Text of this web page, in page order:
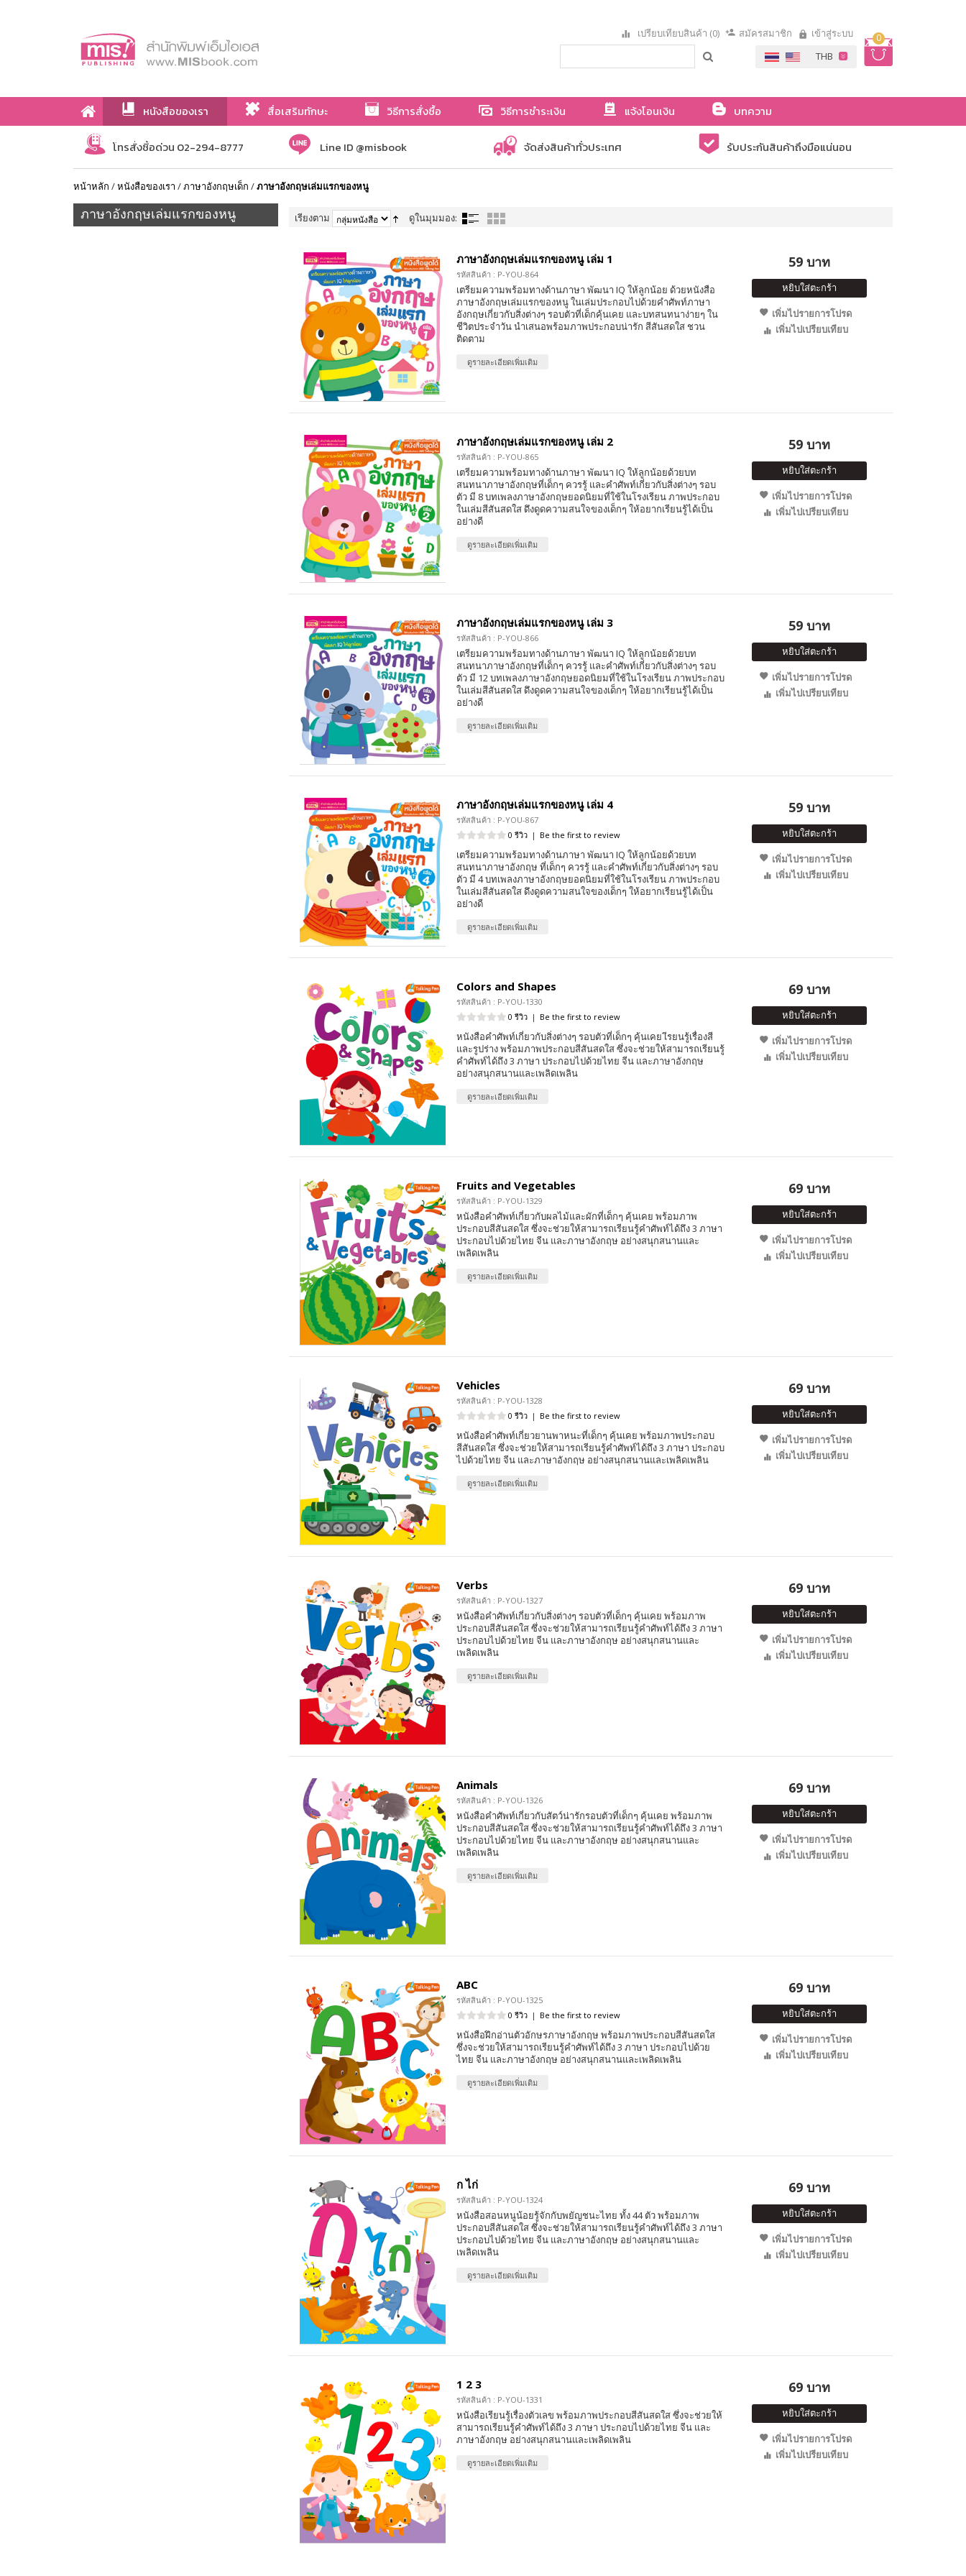
0
เปรียบเทียบสินค้า (0) สมัครสมาชิก เข้าสู่ระบบ
หนังสือของเรา สื่อเสริมทักษะ วิธีการสั่งซื้อ วิธีการชำระเงิน แจ้งโอนเงิน
บทความ
เกี่ยวกับเรา
โทรสั่งซื้อด่วน 02-294-8777 Line ID @misbook จัดส่งสินค้าทั่วประเทศ รับประกันสินค้าถึงมือแน่นอน
หน้าหลัก /หนังสือของเรา /ภาษาอังกฤษเด็ก /ภาษาอังกฤษเล่มแรกของหนู
ภาษาอังกฤษเล่มแรกของหนู เรียงตาม ดูในมุมมอง:
ภาษาอังกฤษเล่มแรกของหนู เล่ม 1
รหัสสินค้า : P-YOU-864
เตรียมความพร้อมทางด้านภาษา พัฒนา IQ ให้ลูกน้อย ด้วยหนังสือ
ภาษาอังกฤษเล่มแรกของหนู ในเล่มประกอบไปด้วยคำศัพท์ภาษา
อังกฤษเกี่ยวกับสิ่งต่างๆ รอบตัวที่เด็กคุ้นเคย และบทสนทนาง่ายๆ ใน
ชีวิตประจำวัน นำเสนอพร้อมภาพประกอบน่ารัก สีสันสดใส ชวน
ติดตาม
ดูรายละเอียดเพิ่มเติม
59 บาท
หยิบใส่ตะกร้า
เพิ่มไปรายการโปรด
เพิ่มไปเปรียบเทียบ
ภาษาอังกฤษเล่มแรกของหนู เล่ม 2
รหัสสินค้า : P-YOU-865
เตรียมความพร้อมทางด้านภาษา พัฒนา IQ ให้ลูกน้อยด้วยบท
สนทนาภาษาอังกฤษที่เด็กๆ ควรรู้ และคำศัพท์เกี่ยวกับสิ่งต่างๆ รอบ
ตัว มี 8 บทเพลงภาษาอังกฤษยอดนิยมที่ใช้ในโรงเรียน ภาพประกอบ
ในเล่มสีสันสดใส ดึงดูดความสนใจของเด็กๆ ให้อยากเรียนรู้ได้เป็น
อย่างดี
ดูรายละเอียดเพิ่มเติม
59 บาท
หยิบใส่ตะกร้า
เพิ่มไปรายการโปรด
เพิ่มไปเปรียบเทียบ
ภาษาอังกฤษเล่มแรกของหนู เล่ม 3
รหัสสินค้า : P-YOU-866
เตรียมความพร้อมทางด้านภาษา พัฒนา IQ ให้ลูกน้อยด้วยบท
สนทนาภาษาอังกฤษที่เด็กๆ ควรรู้ และคำศัพท์เกี่ยวกับสิ่งต่างๆ รอบ
ตัว มี 12 บทเพลงภาษาอังกฤษยอดนิยมที่ใช้ในโรงเรียน ภาพประกอบ
ในเล่มสีสันสดใส ดึงดูดความสนใจของเด็กๆ ให้อยากเรียนรู้ได้เป็น
อย่างดี
ดูรายละเอียดเพิ่มเติม
59 บาท
หยิบใส่ตะกร้า
เพิ่มไปรายการโปรด
เพิ่มไปเปรียบเทียบ
ภาษาอังกฤษเล่มแรกของหนู เล่ม 4
รหัสสินค้า : P-YOU-867
0 รีวิว | Be the first to review
เตรียมความพร้อมทางด้านภาษา พัฒนา IQ ให้ลูกน้อยด้วยบท
สนทนาภาษาอังกฤษ ที่เด็กๆ ควรรู้ และคำศัพท์เกี่ยวกับสิ่งต่างๆ รอบ
ตัว มี 4 บทเพลงภาษาอังกฤษยอดนิยมที่ใช้ในโรงเรียน ภาพประกอบ
ในเล่มสีสันสดใส ดึงดูดความสนใจของเด็กๆ ให้อยากเรียนรู้ได้เป็น
อย่างดี
ดูรายละเอียดเพิ่มเติม
59 บาท
หยิบใส่ตะกร้า
เพิ่มไปรายการโปรด
เพิ่มไปเปรียบเทียบ
Colors and Shapes
รหัสสินค้า : P-YOU-1330
0 รีวิว | Be the first to review
หนังสือคำศัพท์เกี่ยวกับสิ่งต่างๆ รอบตัวที่เด็กๆ คุ้นเคย เีรยนรู้เรื่องสี
และรูปร่าง พร้อมภาพประกอบสีสันสดใส ซึ่งจะช่วยให้สามารถเรียนรู้
คำศัพท์ได้ถึง 3 ภาษา ประกอบไปด้วยไทย จีน และภาษาอังกฤษ
อย่างสนุกสนานและเพลิดเพลิน
ดูรายละเอียดเพิ่มเติม
69 บาท
หยิบใส่ตะกร้า
เพิ่มไปรายการโปรด
เพิ่มไปเปรียบเทียบ
Fruits and Vegetables
รหัสสินค้า : P-YOU-1329
หนังสือคำศัพท์เกี่ยวกับผลไม้และผักที่เด็กๆ คุ้นเคย พร้อมภาพ
ประกอบสีสันสดใส ซึ่งจะช่วยให้สามารถเรียนรู้คำศัพท์ได้ถึง 3 ภาษา
ประกอบไปด้วยไทย จีน และภาษาอังกฤษ อย่างสนุกสนานและ
เพลิดเพลิน
ดูรายละเอียดเพิ่มเติม
69 บาท
หยิบใส่ตะกร้า
เพิ่มไปรายการโปรด
เพิ่มไปเปรียบเทียบ
Vehicles
รหัสสินค้า : P-YOU-1328
0 รีวิว | Be the first to review
หนังสือคำศัพท์เกี่ยวยานพาหนะที่เด็กๆ คุ้นเคย พร้อมภาพประกอบ
สีสันสดใส ซึ่งจะช่วยให้สามารถเรียนรู้คำศัพท์ได้ถึง 3 ภาษา ประกอบ
ไปด้วยไทย จีน และภาษาอังกฤษ อย่างสนุกสนานและเพลิดเพลิน
ดูรายละเอียดเพิ่มเติม
69 บาท
หยิบใส่ตะกร้า
เพิ่มไปรายการโปรด
เพิ่มไปเปรียบเทียบ
Verbs
รหัสสินค้า : P-YOU-1327
หนังสือคำศัพท์เกี่ยวกับสิ่งต่างๆ รอบตัวที่เด็กๆ คุ้นเคย พร้อมภาพ
ประกอบสีสันสดใส ซึ่งจะช่วยให้สามารถเรียนรู้คำศัพท์ได้ถึง 3 ภาษา
ประกอบไปด้วยไทย จีน และภาษาอังกฤษ อย่างสนุกสนานและ
เพลิดเพลิน
ดูรายละเอียดเพิ่มเติม
69 บาท
หยิบใส่ตะกร้า
เพิ่มไปรายการโปรด
เพิ่มไปเปรียบเทียบ
Animals
รหัสสินค้า : P-YOU-1326
หนังสือคำศัพท์เกี่ยวกับสัตว์น่ารักรอบตัวที่เด็กๆ คุ้นเคย พร้อมภาพ
ประกอบสีสันสดใส ซึ่งจะช่วยให้สามารถเรียนรู้คำศัพท์ได้ถึง 3 ภาษา
ประกอบไปด้วยไทย จีน และภาษาอังกฤษ อย่างสนุกสนานและ
เพลิดเพลิน
ดูรายละเอียดเพิ่มเติม
69 บาท
หยิบใส่ตะกร้า
เพิ่มไปรายการโปรด
เพิ่มไปเปรียบเทียบ
ABC
รหัสสินค้า : P-YOU-1325
0 รีวิว | Be the first to review
หนังสือฝึกอ่านตัวอักษรภาษาอังกฤษ พร้อมภาพประกอบสีสันสดใส
ซึ่งจะช่วยให้สามารถเรียนรู้คำศัพท์ได้ถึง 3 ภาษา ประกอบไปด้วย
ไทย จีน และภาษาอังกฤษ อย่างสนุกสนานและเพลิดเพลิน
ดูรายละเอียดเพิ่มเติม
69 บาท
หยิบใส่ตะกร้า
เพิ่มไปรายการโปรด
เพิ่มไปเปรียบเทียบ
ก ไก่
รหัสสินค้า : P-YOU-1324
หนังสือสอนหนูน้อยรู้จักกับพยัญชนะไทย ทั้ง 44 ตัว พร้อมภาพ
ประกอบสีสันสดใส ซึ่งจะช่วยให้สามารถเรียนรู้คำศัพท์ได้ถึง 3 ภาษา
ประกอบไปด้วยไทย จีน และภาษาอังกฤษ อย่างสนุกสนานและ
เพลิดเพลิน
ดูรายละเอียดเพิ่มเติม
69 บาท
หยิบใส่ตะกร้า
เพิ่มไปรายการโปรด
เพิ่มไปเปรียบเทียบ
1 2 3
รหัสสินค้า : P-YOU-1331
หนังสือเรียนรู้เรื่องตัวเลข พร้อมภาพประกอบสีสันสดใส ซึ่งจะช่วยให้
สามารถเรียนรู้คำศัพท์ได้ถึง 3 ภาษา ประกอบไปด้วยไทย จีน และ
ภาษาอังกฤษ อย่างสนุกสนานและเพลิดเพลิน
ดูรายละเอียดเพิ่มเติม
69 บาท
หยิบใส่ตะกร้า
เพิ่มไปรายการโปรด
เพิ่มไปเปรียบเทียบ